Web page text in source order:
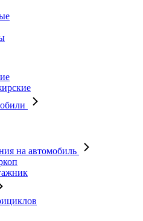
на автомобиль